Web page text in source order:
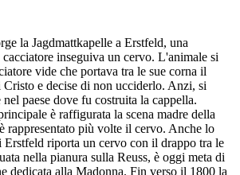
la Jagdmattkapelle a Erstfeld, una
inseguiva un cervo. L'animale si
vide che portava tra le sue corna il
e decise di non ucciderlo. Anzi, si
paese dove fu costruita la cappella.
è raffigurata la scena madre della
rappresentato più volte il cervo. Anche lo
Erstfeld riporta un cervo con il drappo tra le
nella pianura sulla Reuss, è oggi meta di
dedicata alla Madonna. Fin verso il 1800 la